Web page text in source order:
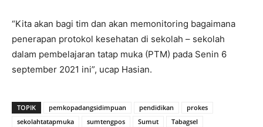
“Kita akan bagi tim dan akan memonitoring bagaimana
penerapan protokol kesehatan di sekolah – sekolah
dalam pembelajaran tatap muka (PTM) pada Senin 6
september 2021 ini”, ucap Hasian.
TOPIK pemkopadangsidimpuan pendidikan
prokes
sekolahtatapmuka
sumtengpos Sumut Tabagsel